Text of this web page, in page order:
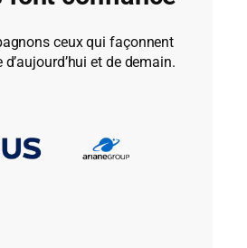
ceux qui façonnent
d’aujourd’hui et de demain.